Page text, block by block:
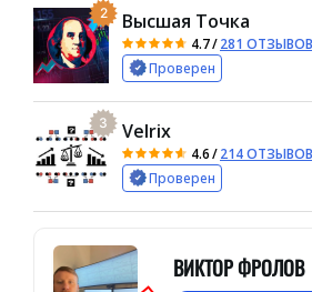
2 Высшая Точка
4.7/281 ОТЗЫВОВ
Проверен
3 Velrix
4.6/214 ОТЗЫВОВ
Проверен
ВИКТОР ФРОЛОВ